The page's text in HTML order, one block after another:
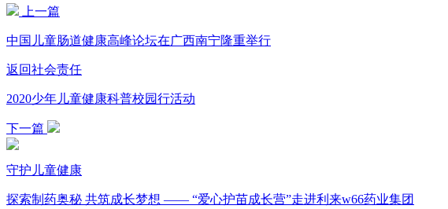
上一篇
中国儿童肠道健康高峰论坛在广西南宁隆重举行
返回社会责任
2020少年儿童健康科普校园行活动
下一篇
守护儿童健康
探索制药奥秘 共筑成长梦想 —— “爱心护苗成长营”走进利来w66药业集团